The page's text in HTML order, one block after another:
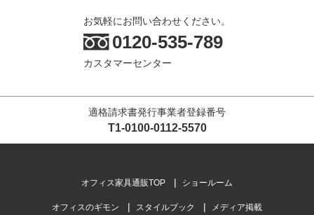
お気軽にお問い合わせください。
0120-535-789
カスタマーセンター
適格請求書発行事業者登録番号
T1-0100-0112-5570
オフィス家具通販TOP ショールーム
オフィスのギモン スタイルブック メディア掲載